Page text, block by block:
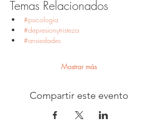
Temas Relacionados
#psicologia
#depresionytristeza
#ansiedades
Mostrar más
Compartir este evento